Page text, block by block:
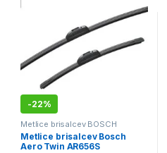
-22%
Metlice brisalcev BOSCH
Aerotwin - spredaj
Metlice brisalcev Bosch
Aero Twin AR656S